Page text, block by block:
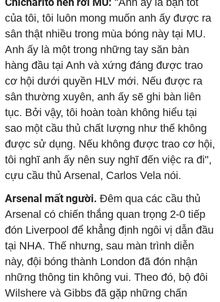
của tôi, tôi luôn mong muốn anh ấy được ra
sân thật nhiều trong mùa bóng này tại MU.
Anh ấy là một trong những tay săn bàn
hàng đầu tại Anh và xứng đáng được trao
cơ hội dưới quyền HLV mới. Nếu được ra
sân thường xuyên, anh ấy sẽ ghi bàn liên
tục. Bởi vậy, tôi hoàn toàn không hiểu tại
sao một cầu thủ chất lượng như thế không
được sử dụng. Nếu không được trao cơ hội,
tôi nghĩ anh ấy nên suy nghĩ đến việc ra đi",
cựu cầu thủ Arsenal, Carlos Vela nói.
Arsenal mất người. Đêm qua các cầu thủ
Arsenal có chiến thắng quan trọng 2-0 tiếp
đón Liverpool để khẳng định ngôi vị dẫn đầu
tại NHA. Thế nhưng, sau màn trình diễn
này, đội bóng thành London đã đón nhận
những thông tin không vui. Theo đó, bộ đôi
Wilshere và Gibbs đã gặp những chấn